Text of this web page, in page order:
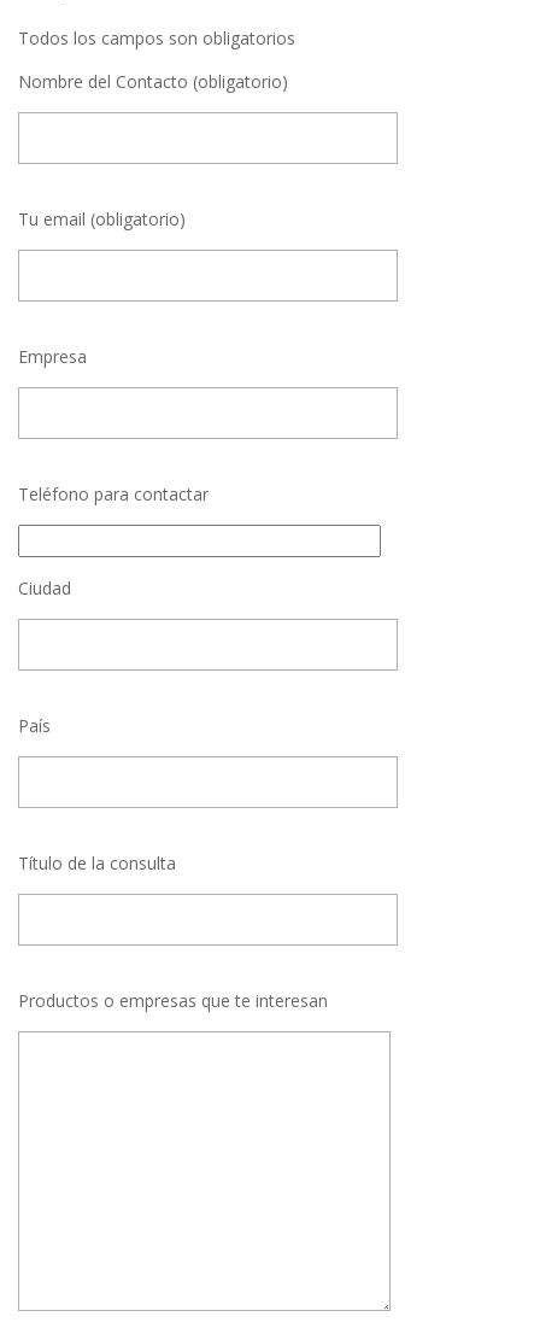
Todos los campos son obligatorios
Nombre del Contacto (obligatorio)
Tu email (obligatorio)
Empresa
Teléfono para contactar
Ciudad
País
Título de la consulta
Productos o empresas que te interesan